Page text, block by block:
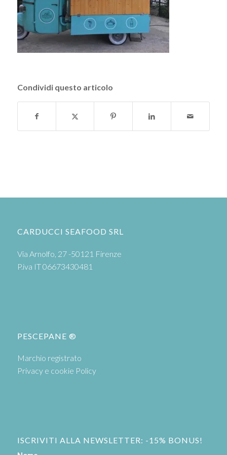
Condividi questo articolo
CARDUCCI SEAFOOD SRL
Via Arnolfo, 27 -50121 Firenze
P.iva IT 06673430481
PESCEPANE ®
Marchio registrato
Privacy e cookie Policy
ISCRIVITI ALLA NEWSLETTER: -15% BONUS!